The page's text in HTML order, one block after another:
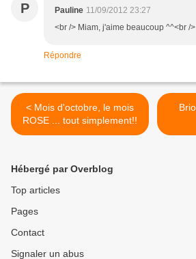
P Pauline 11/09/2012 23:27
<br /> Miam, j'aime beaucoup ^^<br />
Répondre
< Mois d'octobre, le mois
ROSE ... tout simplement!!
Hébergé par Overblog
Top articles
Pages
Contact
Signaler un abus